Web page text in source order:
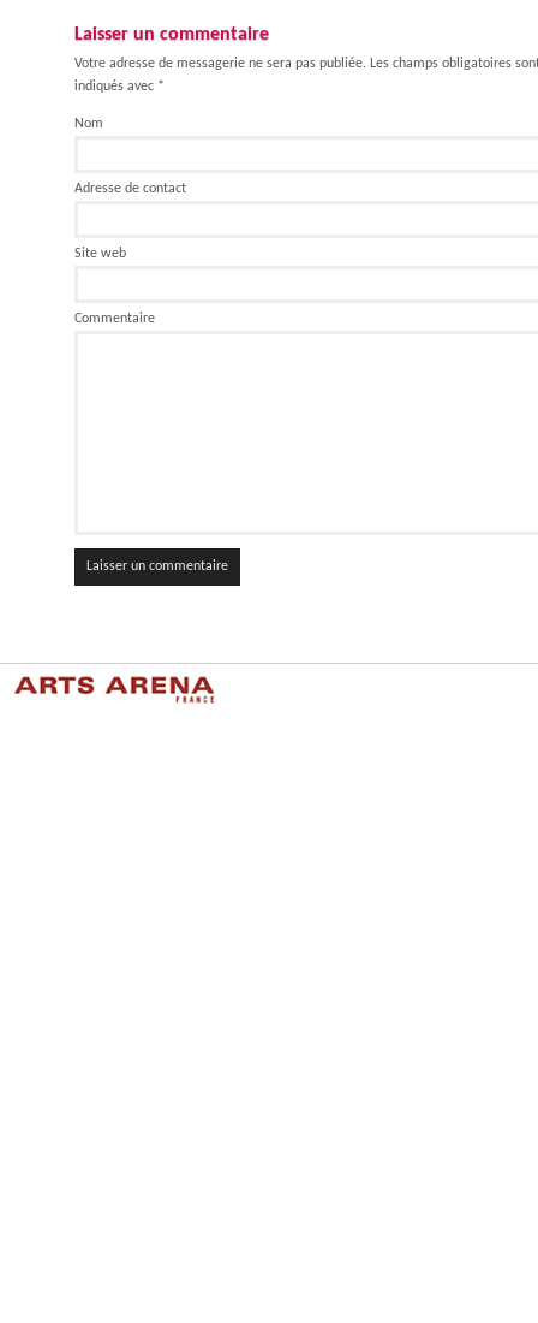
Laisser un commentaire
Votre adresse de messagerie ne sera pas publiée. Les champs obligatoires
indiqués avec *
Nom
Adresse de contact
Site web
Commentaire